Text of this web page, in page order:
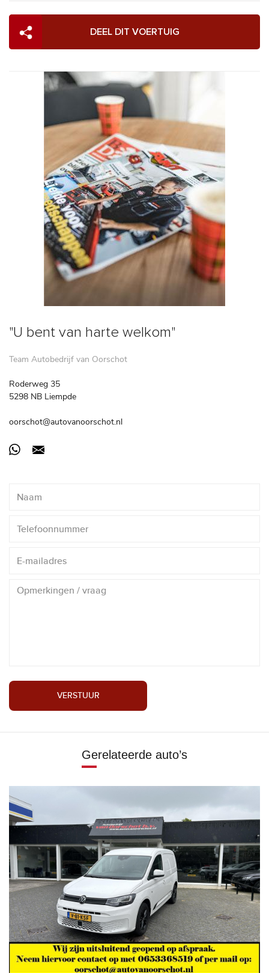
DEEL DIT VOERTUIG
"U bent van harte welkom"
Team Autobedrijf van Oorschot
Roderweg 35
5298 NB Liempde
oorschot@autovanoorschot.nl
VERSTUUR
Gerelateerde auto’s